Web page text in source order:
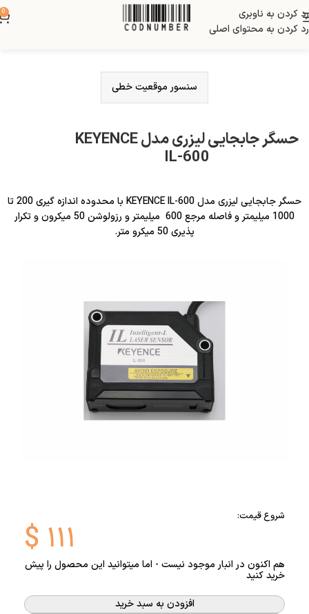
رد کردن به ناوبری
رد کردن به محتوای اصلی
0
سنسور موقعیت خطی
حسگر جابجایی لیزری مدل KEYENCE
IL-600
حسگر جابجایی لیزری مدل KEYENCE IL-600 با محدوده اندازه گیری 200 تا
1000 میلیمتر و فاصله مرجع 600 میلیمتر و رزولوشن 50 میکرون و تکرار
پذیری 50 میکرو متر.
شروع قیمت:
$ ۱۱۱
هم اکنون در انبار موجود نیست - اما میتوانید این محصول را پیش
خرید کنید
افزودن به سبد خرید